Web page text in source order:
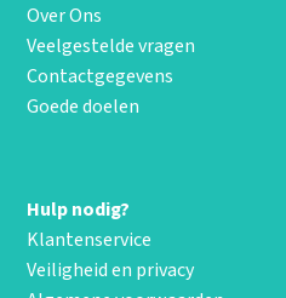
Over Ons
Veelgestelde vragen
Contactgegevens
Goede doelen
Hulp nodig?
Klantenservice
Veiligheid en privacy